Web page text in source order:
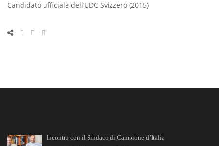
Candidato ufficiale dell’UDC Svizzero (2015)
Incontro con il Sindaco di Campione d’Italia